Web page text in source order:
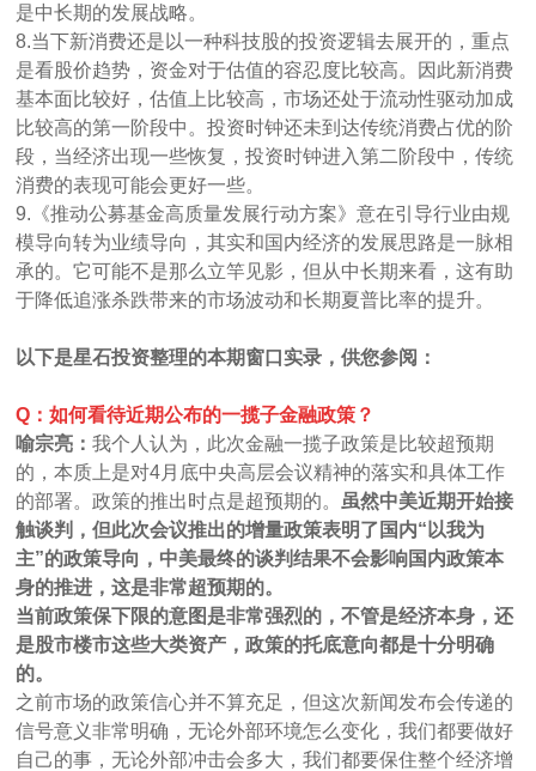
是中长期的发展战略。
8.当下新消费还是以一种科技股的投资逻辑去展开的，重点
是看股价趋势，资金对于估值的容忍度比较高。因此新消费
基本面比较好，估值上比较高，市场还处于流动性驱动加成
比较高的第一阶段中。投资时钟还未到达传统消费占优的阶
段，当经济出现一些恢复，投资时钟进入第二阶段中，传统
消费的表现可能会更好一些。
9.《推动公募基金高质量发展行动方案》意在引导行业由规
模导向转为业绩导向，其实和国内经济的发展思路是一脉相
承的。它可能不是那么立竿见影，但从中长期来看，这有助
于降低追涨杀跌带来的市场波动和长期夏普比率的提升。
以下是星石投资整理的本期窗口实录，供您参阅：
Q：如何看待近期公布的一揽子金融政策？
喻宗亮：我个人认为，此次金融一揽子政策是比较超预期
的，本质上是对4月底中央高层会议精神的落实和具体工作
的部署。政策的推出时点是超预期的。 虽然中美近期开始接
触谈判，但此次会议推出的增量政策表明了国内“以我为
主”的政策导向，中美最终的谈判结果不会影响国内政策本
身的推进，这是非常超预期的。
当前政策保下限的意图是非常强烈的，不管是经济本身，还
是股市楼市这些大类资产，政策的托底意向都是十分明确
的。
之前市场的政策信心并不算充足，但这次新闻发布会传递的
信号意义非常明确，无论外部环境怎么变化，我们都要做好
自己的事，无论外部冲击会多大，我们都要保住整个经济增